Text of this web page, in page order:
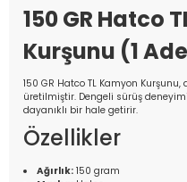
150 GR Hatco
Kurşunu (1
150 GR Hatco TL Kamyon
üretilmiştir. Dengeli sürüş
dayanıklı bir hale getirir.
Özellikler
Ağırlık: 150 gram